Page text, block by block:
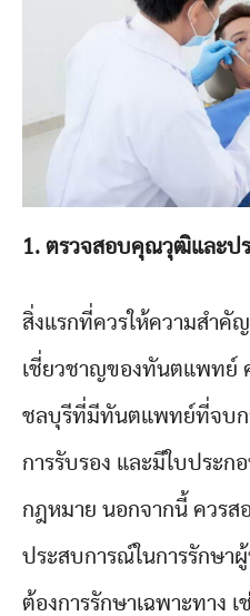
1. ตรวจสอบคุณวุฒิและป
สิ่งแรกที่ควรให้ความสำ
เชี่ยวชาญของทันตแพทย์
ชลบุรีที่มีทันตแพทย์ที่จบก
การรับรอง และมีใบประ
กฎหมาย นอกจากนี้ ควรส
ประสบการณ์ในการรักษา
ต้องการรักษาเฉพาะทาง